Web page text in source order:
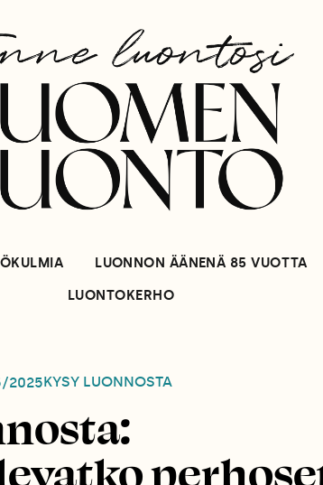
LUONNON ÄÄNENÄ 85 VUOTTA
LUONTOKERHO
2025KYSY LUONNOSTA